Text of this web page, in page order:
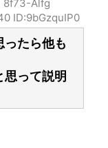
8f73-Alfg
ID:9bGzquIP0
たら他も
って説明